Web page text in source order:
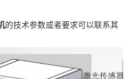
的技术参数或者要求可以联系其